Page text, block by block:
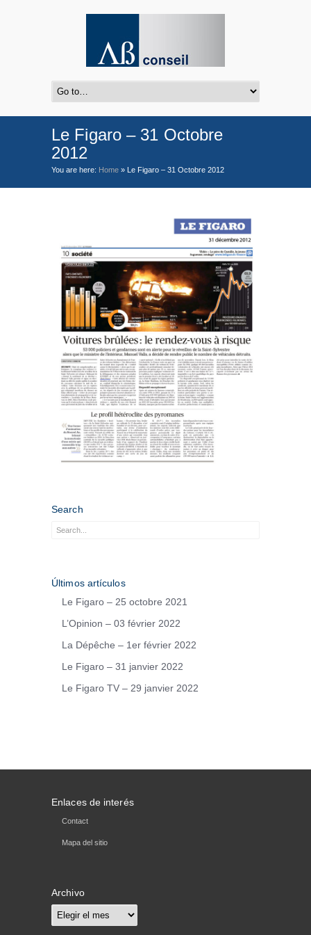
Le Figaro – 31 Octobre
2012
You are here: Home » Le Figaro – 31 Octobre 2012
Search
Últimos artículos
Le Figaro – 25 octobre 2021
L’Opinion – 03 février 2022
La Dépêche – 1er février 2022
Le Figaro – 31 janvier 2022
Le Figaro TV – 29 janvier 2022
Enlaces de interés
Contact
Mapa del sitio
Archivo
Archivo